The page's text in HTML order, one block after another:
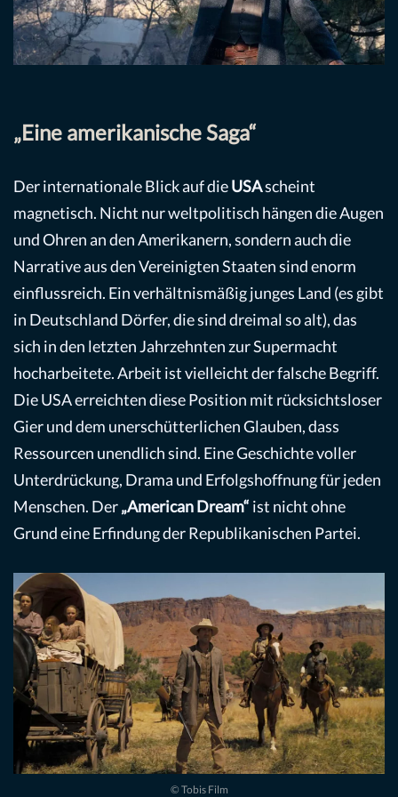
„Eine amerikanische Saga“
Der internationale Blick auf dieUSAscheint
magnetisch. Nicht nur weltpolitisch hängen die Augen
und Ohren an den Amerikanern, sondern auch die
Narrative aus den Vereinigten Staaten sind enorm
einflussreich. Ein verhältnismäßig junges Land (es gibt
in Deutschland Dörfer, die sind dreimal so alt), das
sich in den letzten Jahrzehnten zur Supermacht
hocharbeitete. Arbeit ist vielleicht der falsche Begriff.
Die USA erreichten diese Position mit rücksichtsloser
Gier und dem unerschütterlichen Glauben, dass
Ressourcen unendlich sind. Eine Geschichte voller
Unterdrückung, Drama und Erfolgshoffnung für jeden
Menschen. Der„American Dream“ ist nicht ohne
Grund eine Erfindung der Republikanischen Partei.
© Tobis Film